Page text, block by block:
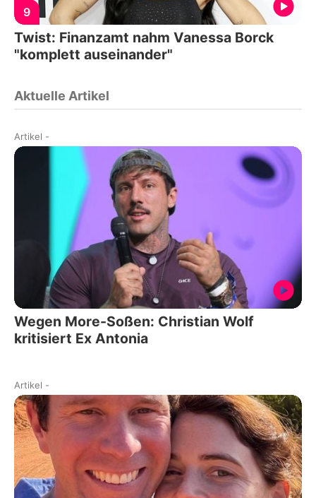
9
Twist: Finanzamt nahm Vanessa Borck
"komplett auseinander"
Aktuelle Artikel
Artikel -
Wegen More-Soßen: Christian Wolf
kritisiert Ex Antonia
Artikel -